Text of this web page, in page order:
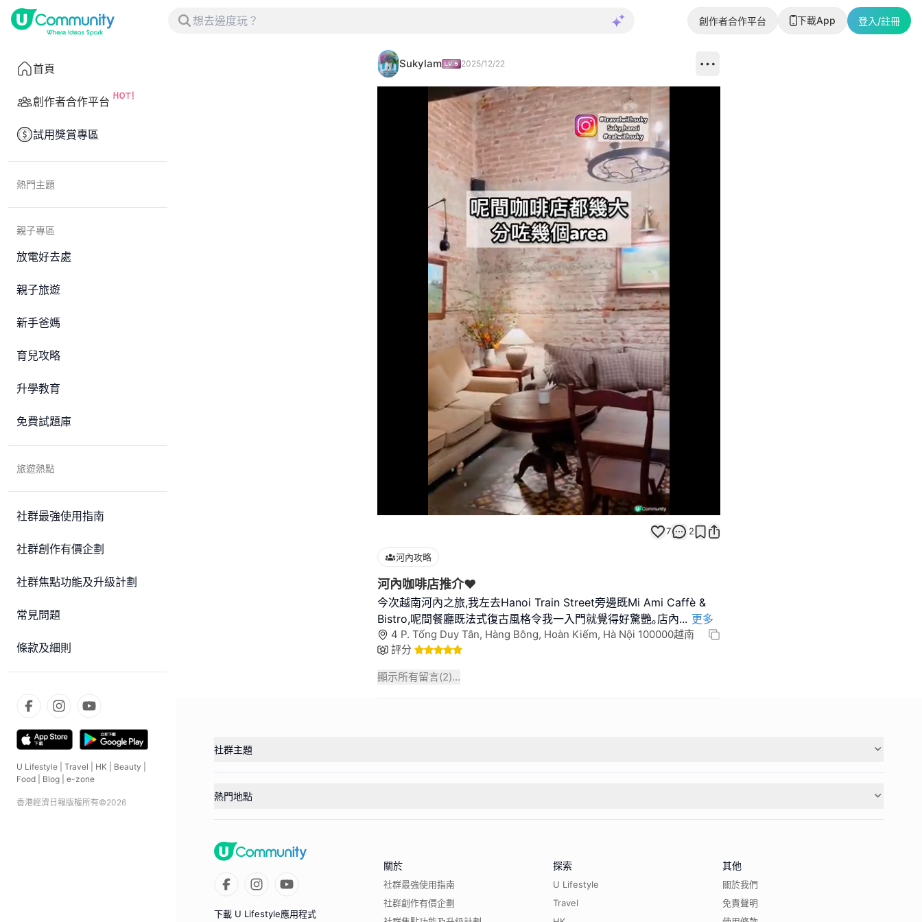
創作者合作平台 下載App 登入/註冊
首頁
創作者合作平台
試用獎賞專區
熱門主題
親子專區
放電好去處
親子旅遊
新手爸媽
育兒攻略
升學教育
免費試題庫
旅遊熱點
社群最強使用指南
社群創作有價企劃
社群焦點功能及升級計劃
常見問題
條款及細則
U Lifestyle Travel HK Beauty
Food
Blog e-zone
香港經濟日報版權所有©2026
Sukylam 2025/12/22
Loaded:
100.00%
7 2
河內攻略
河內咖啡店推介❤️
今次越南河內之旅,我左去Hanoi Train Street旁邊既Mi Ami Caffè &
Bistro,呢間餐廳既法式復古風格令我一入門就覺得好驚艷｡店內... 更多
4 P. Tống Duy Tân, Hàng Bông, Hoàn Kiếm, Hà Nội 100000越南
評分
顯示所有留言(2)...
社群主題
熱門地點
下載 U Lifestyle應用程式
關於
社群最強使用指南
社群創作有價企劃
探索
U Lifestyle
Travel
其他
關於我們
免責聲明